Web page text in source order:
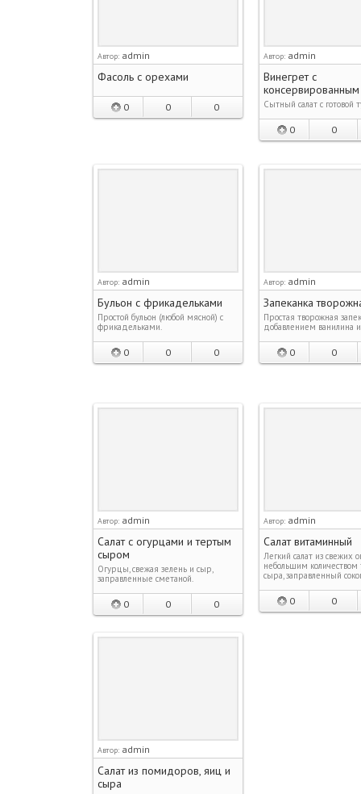
Автор: admin
Фасоль с орехами
0 0 0
Автор: admin
Винегрет с
Сытный салат с готовой
0 0
Автор: admin
Бульон с фрикадельками
Простой бульон (любой мясной) с
фрикадельками.
0 0 0
Автор: admin
Запеканка
Простая творожная
добавлением ванилина
0 0
Автор: admin
Салат с огурцами и тертым
сыром
Огурцы, свежая зелень и сыр,
заправленные сметаной.
0 0 0
Автор: admin
Салат витаминный
Легкий салат из свежих
небольшим количеством
сыра, заправленный
0 0
Автор: admin
Салат из помидоров, яиц и
сыра